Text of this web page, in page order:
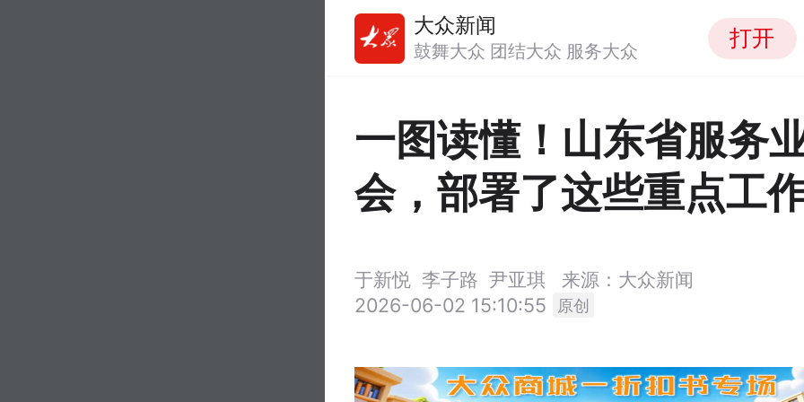
大众新闻
鼓舞大众 团结大众 服务大众 打开
一图读懂！山东省服务
会，部署了这些重点工
于新悦 李子路尹亚琪
来源：大众新闻
2026-06-02 15:10:55
原创